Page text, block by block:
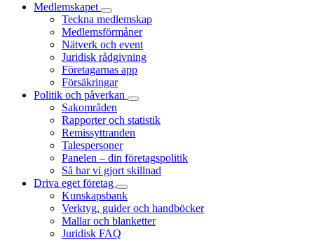
Medlemskapet
Teckna medlemskap
Medlemsförmåner
Nätverk och event
Juridisk rådgivning
Företagarnas app
Försäkringar
Politik och påverkan
Sakområden
Rapporter och statistik
Remissyttranden
Talespersoner
Panelen – din företagspolitik
Så har vi gjort skillnad
Driva eget företag
Kunskapsbank
Verktyg, guider och handböcker
Mallar och blanketter
Juridisk FAQ